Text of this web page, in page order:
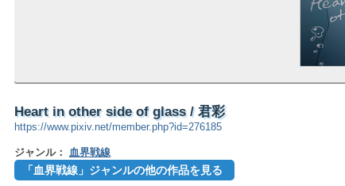
Heart in other side of glass / 君彩
https://www.pixiv.net/member.php?id=276185
ジャンル： 血界戦線
「血界戦線」ジャンルの他の作品を見る